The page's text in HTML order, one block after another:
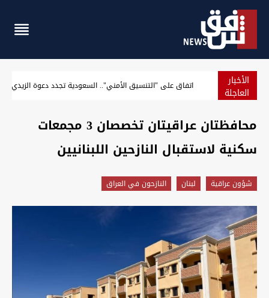
الأخبار
العاجلة مسؤول أميركي: سنرفع الحصار فور الاتفاق على استئناف
محافظتان عراقيتان تخصصان 3 مجمعات
سكنية لاستقبال النازحين اللبنانيين
شؤون عراقية لبنان النازحون في العراق